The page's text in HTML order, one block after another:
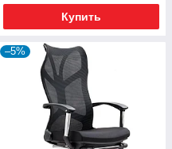
Купить
–5%